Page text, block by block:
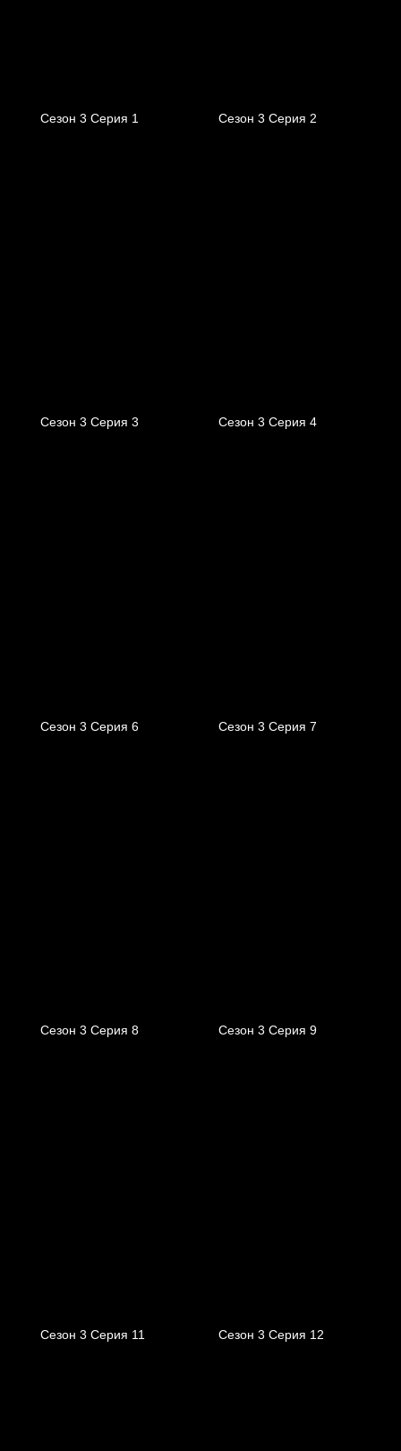
Сезон 3 Серия 1 Сезон 3 Серия 2
Сезон 3 Серия 3 Сезон 3 Серия 4
Сезон 3 Серия 6 Сезон 3 Серия 7
Сезон 3 Серия 8 Сезон 3 Серия 9
Сезон 3 Серия 11 Сезон 3 Серия 12